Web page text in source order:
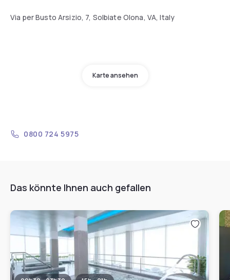
Via per Busto Arsizio, 7, Solbiate Olona, VA, Italy
Karte ansehen
0800 724 5975
Das könnte Ihnen auch gefallen